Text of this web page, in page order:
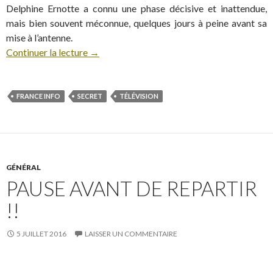
Delphine Ernotte a connu une phase décisive et inattendue,
mais bien souvent méconnue, quelques jours à peine avant sa
mise à l’antenne.
Continuer la lecture →
FRANCE INFO SECRET TÉLÉVISION
GÉNÉRAL
PAUSE AVANT DE REPARTIR
!!
5 JUILLET 2016 LAISSER UN COMMENTAIRE